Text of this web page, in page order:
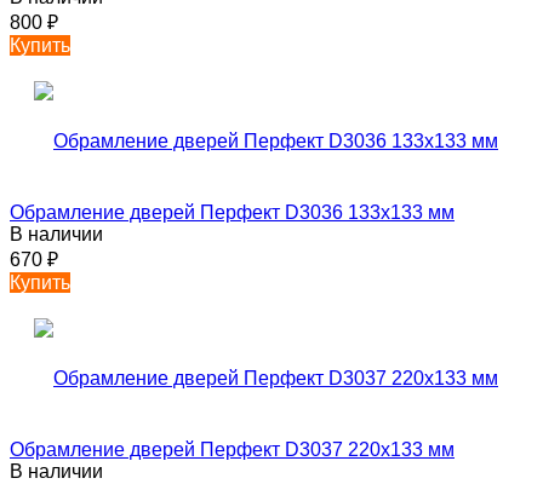
800 ₽
Купить
Обрамление дверей Перфект D3036 133х133 мм
В наличии
670 ₽
Купить
Обрамление дверей Перфект D3037 220х133 мм
В наличии